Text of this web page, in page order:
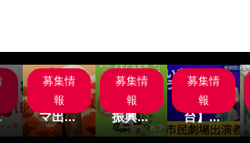
募集情
報
サブス
クシネ
マ出...
募集情
報
名古屋
市文化
振興...
募集情
報
【関
西/舞
台】...